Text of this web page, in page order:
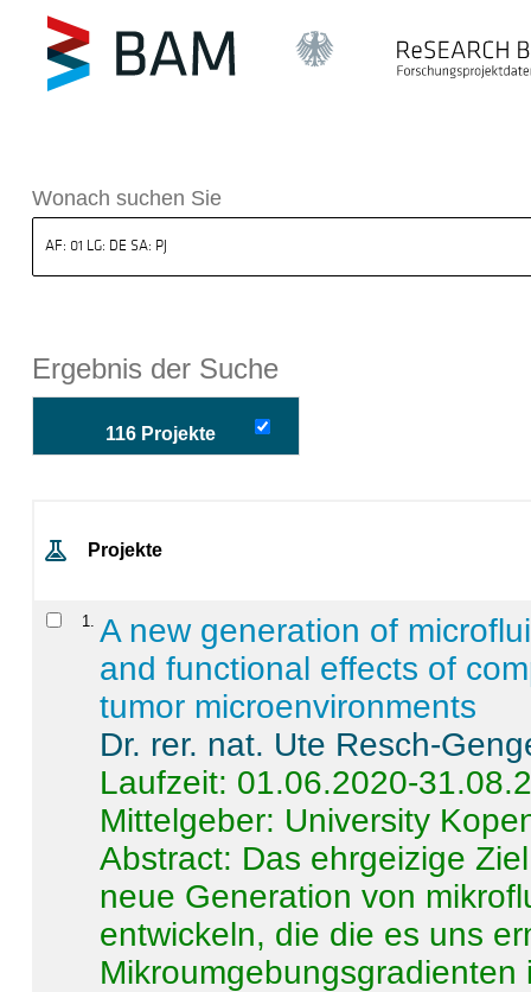
BAM
Wonach suchen Sie
Ergebnis der Suche
116 Projekte
Projekte
1
A new generation of
and functional effects of
tumor microenvironments
Dr. rer. nat. Ute Resch-
Laufzeit: 01.06.2020-
Mittelgeber: University
Abstract: Das ehrgeizige
neue Generation von
entwickeln, die die es uns
Mikroumgebungsgradienten